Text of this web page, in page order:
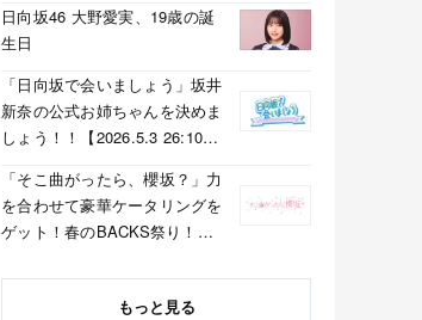
日向坂46 大野愛実、19歳の誕
生日
「日向坂で会いましょう」坂井
新奈の公式お姉ちゃんを決めま
しょう！！【2026.5.3 26:10〜
「そこ曲がったら、櫻坂？」力
を合わせて豪華ケータリングを
ゲット！春のBACKS祭り！
京】
もっと見る